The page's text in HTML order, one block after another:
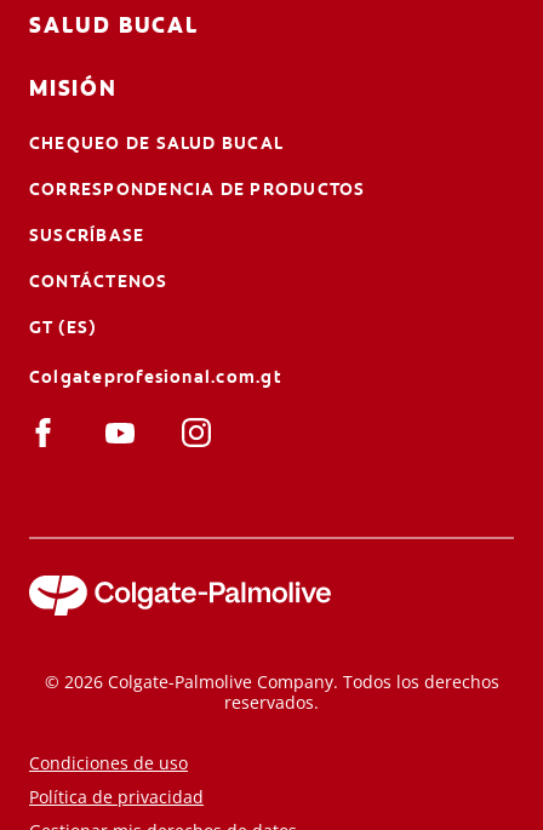
SALUD BUCAL
MISIÓN
CHEQUEO DE SALUD BUCAL
CORRESPONDENCIA DE PRODUCTOS
SUSCRÍBASE
CONTÁCTENOS
GT (ES)
Colgateprofesional.com.gt
© 2026 Colgate-Palmolive Company. Todos los derechos
reservados.
Condiciones de uso
Política de privacidad